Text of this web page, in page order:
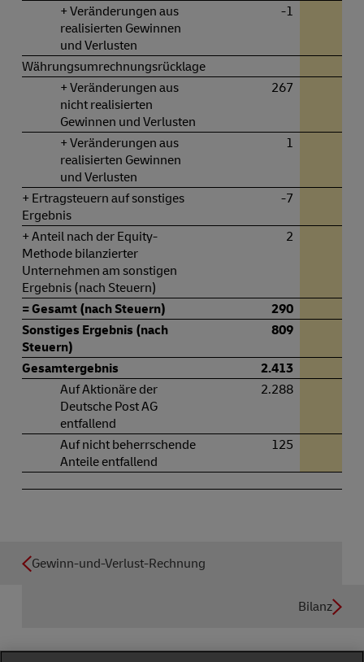
+ Veränderungen aus
realisierten Gewinnen
und Verlusten
-1
Währungsumrechnungsrücklage
+ Veränderungen aus
nicht realisierten
Gewinnen und Verlusten
267
+ Veränderungen aus
realisierten Gewinnen
und Verlusten
1
+ Ertragsteuern auf sonstiges
Ergebnis
-7
+ Anteil nach der Equity-
Methode bilanzierter
Unternehmen am sonstigen
Ergebnis (nach Steuern)
2
= Gesamt (nach Steuern) 290
Sonstiges Ergebnis (nach
Steuern)
809
Gesamtergebnis
2.413
Auf Aktionäre der
Deutsche Post AG
entfallend
2.288
Auf nicht beherrschende
Anteile entfallend
125
Gewinn-und-Verlust-Rechnung
Bilanz